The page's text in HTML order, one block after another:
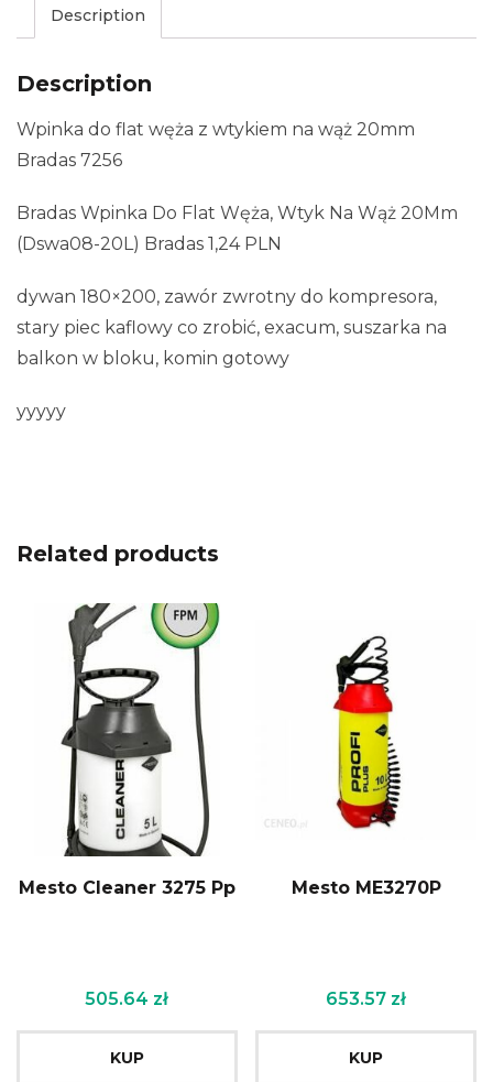
Description
Description
Wpinka do flat węża z wtykiem na wąż 20mm
Bradas 7256
Bradas Wpinka Do Flat Węża, Wtyk Na Wąż 20Mm
(Dswa08-20L) Bradas 1,24 PLN
dywan 180×200, zawór zwrotny do kompresora,
stary piec kaflowy co zrobić, exacum, suszarka na
balkon w bloku, komin gotowy
yyyyy
Related products
Mesto Cleaner 3275 Pp
505.64 zł
KUP
Mesto ME3270P
653.57 zł
KUP